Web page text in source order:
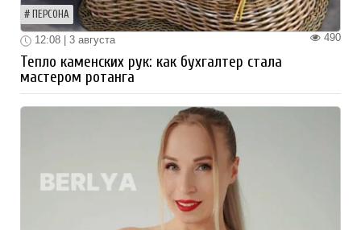
ПЕРСОНА
490
12:08 | 3 августа
Тепло каменских рук: как бухгалтер стала
мастером ротанга